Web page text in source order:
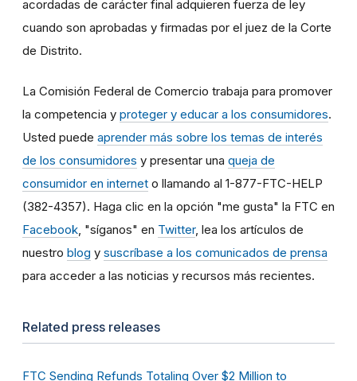
acordadas de carácter final adquieren fuerza de ley
cuando son aprobadas y firmadas por el juez de la Corte
de Distrito.
La Comisión Federal de Comercio trabaja para promover
la competencia y proteger y educar a los consumidores.
Usted puede aprender más sobre los temas de interés
de los consumidores y presentar una queja de
consumidor en internet o llamando al 1-877-FTC-HELP
(382-4357). Haga clic en la opción "me gusta" la FTC en
Facebook, "síganos" en Twitter, lea los artículos de
nuestro blog y suscríbase a los comunicados de prensa
para acceder a las noticias y recursos más recientes.
Related press releases
FTC Sending Refunds Totaling Over $2 Million to